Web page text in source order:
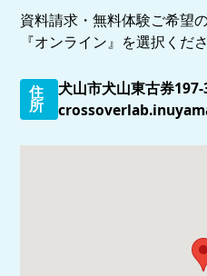
資料請求・無料体験ご希望
『オンライン』を選択くださ
住
所
犬山市犬山東古券